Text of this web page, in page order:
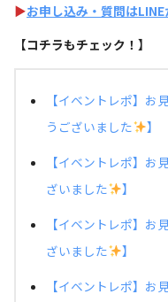
▶︎お申し込み・質問はLINE
【コチラもチェック！】
【イベントレポ】お
うございました
】
【イベントレポ】お
ざいました
】
【イベントレポ】お
ざいました
】
【イベントレポ】お